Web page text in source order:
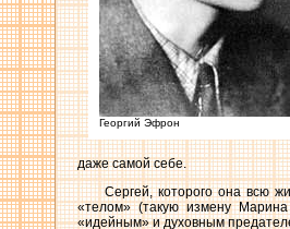
Георгий Эфрон
даже самой себе.
Сергей, которого она всю
«телом» (такую измену
«идейным» и духовным